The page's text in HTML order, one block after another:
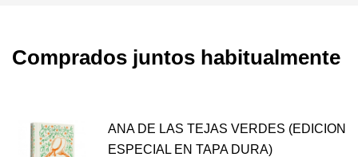
Comprados juntos habitualmente
ANA DE LAS TEJAS VERDES (EDICION
ESPECIAL EN TAPA DURA)